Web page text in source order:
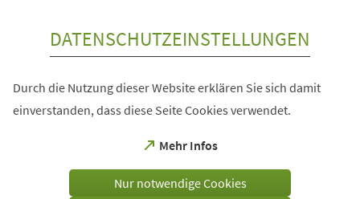
DATENSCHUTZEINSTELLUNGEN
Durch die Nutzung dieser Website erklären Sie sich damit
einverstanden, dass diese Seite Cookies verwendet.
Mehr Infos
(Öffnet
einem
Nur notwendige Cookies